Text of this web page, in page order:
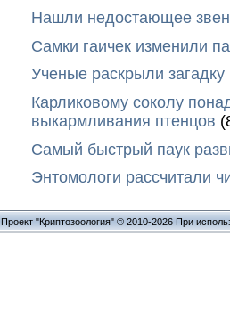
Нашли недостающее
Самки гаичек изменили
Ученые раскрыли загадку
Карликовому соколу
выкармливания птенцов
Самый быстрый паук
Энтомологи рассчитали
Проект "Криптозоология" © 2010-2026 При